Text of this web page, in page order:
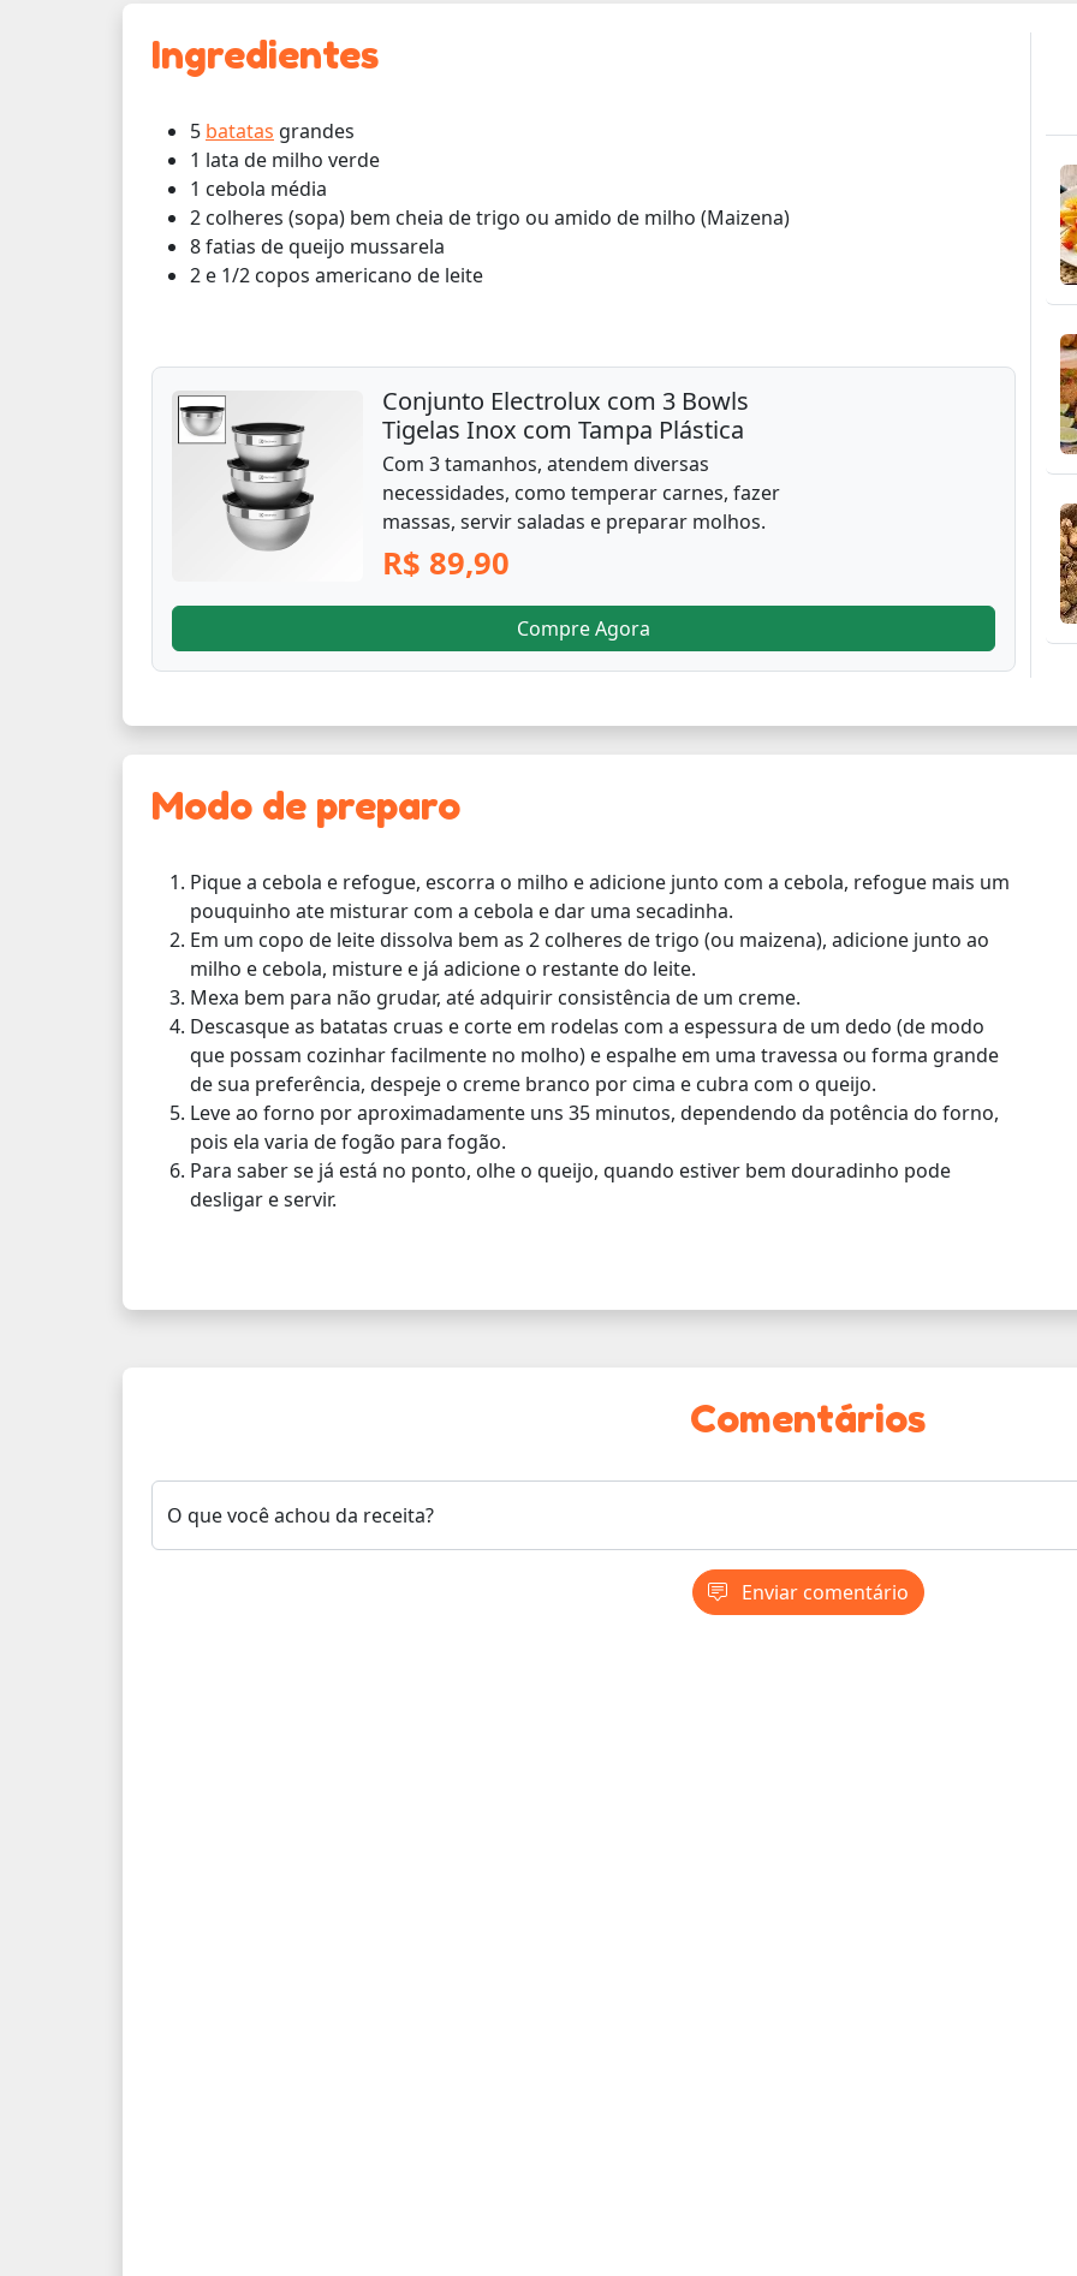
Ingredientes
5 batatas grandes
1 lata de milho verde
1 cebola média
2 colheres (sopa) bem cheia de trigo ou amido de milho (Maizena)
8 fatias de queijo mussarela
2 e 1/2 copos americano de leite
Conjunto Electrolux com 3 Bowls
Tigelas Inox com Tampa Plástica
Com 3 tamanhos, atendem diversas
necessidades, como temperar carnes, fazer
massas, servir saladas e preparar molhos.
R$ 89,90
Compre Agora
Modo de preparo
Pique a cebola e refogue, escorra o milho e adicione junto com a cebola, refogue mais um
pouquinho ate misturar com a cebola e dar uma secadinha.
Em um copo de leite dissolva bem as 2 colheres de trigo (ou maizena), adicione junto ao
milho e cebola, misture e já adicione o restante do leite.
Mexa bem para não grudar, até adquirir consistência de um creme.
Descasque as batatas cruas e corte em rodelas com a espessura de um dedo (de modo
que possam cozinhar facilmente no molho) e espalhe em uma travessa ou forma grande
de sua preferência, despeje o creme branco por cima e cubra com o queijo.
Leve ao forno por aproximadamente uns 35 minutos, dependendo da potência do forno,
pois ela varia de fogão para fogão.
Para saber se já está no ponto, olhe o queijo, quando estiver bem douradinho pode
desligar e servir.
Comentários
O que você achou da receita?
Enviar comentário